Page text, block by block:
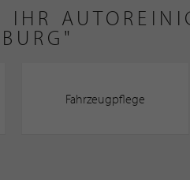
Fahrzeugpflege